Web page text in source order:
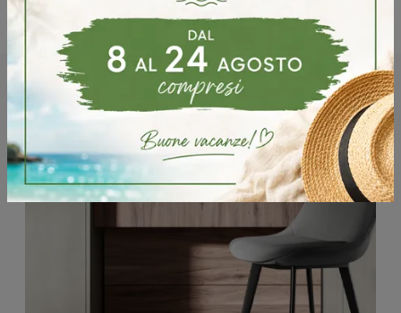
Potrebbero piacerti anche